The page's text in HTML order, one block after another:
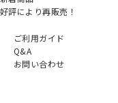
好評により再販売！
ご利用ガイド
Q&A
お問い合わせ